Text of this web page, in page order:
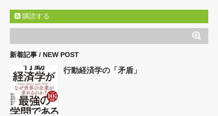
購読する
新着記事 / NEW POST
行動経済学の「矛盾」